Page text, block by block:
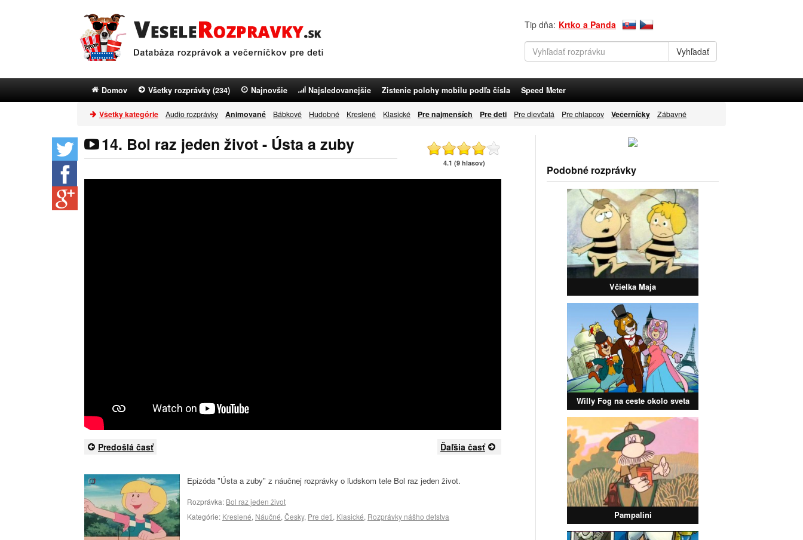
Tip dňa: Krtko a Panda
Domov Všetky rozprávky (234) Najnovšie Najsledovanejšie Zistenie polohy mobilu podľa čísla Speed Meter
Všetky kategórie Audio rozprávky Animované Bábkové Hudobné Kreslené Klasické Pre najmenších Pre deti Pre dievčatá Pre chlapcov Večerníčky Zábavné
14. Bol raz jeden život - Ústa a zuby
4.1 (9 hlasov)
Predošlá časť Ďaľšia časť
Epizóda "Ústa a zuby" z náučnej rozprávky o ľudskom tele Bol raz jeden život.
Rozprávka: Bol raz jeden život
Kategórie: Kreslené, Náučné, Česky, Pre deti, Klasické, Rozprávky nášho detstva
Podobné rozprávky
Včielka Maja
Willy Fog na ceste okolo sveta
Pampalini